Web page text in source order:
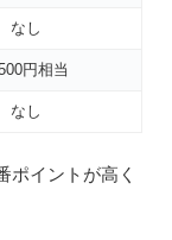
なし
円相当
なし
ポイントが高く